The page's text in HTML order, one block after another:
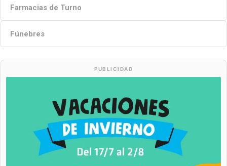
Farmacias de Turno
Fúnebres
PUBLICIDAD